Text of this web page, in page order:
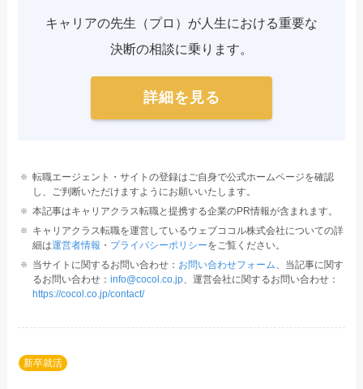
キャリアの先生（プロ）が人生における重要な
決断の相談に乗ります。
詳細を見る
転職エージェント・サイトの登録はご自身で公式ホームページを確認
し、ご判断いただけますようにお願いいたします。
本記事はキャリアクラス転職と提携する企業のPR情報が含まれます。
キャリアクラス転職を運営しているウェブココル株式会社についての詳
細は運営者情報 ・ プライバシーポリシーをご覧ください。
当サイトに関するお問い合わせ： お問い合わせフォーム、当記事に関す
るお問い合わせ：info@cocol.co.jp、運営会社に関するお問い合わせ：
https://cocol.co.jp/contact/
新卒就活